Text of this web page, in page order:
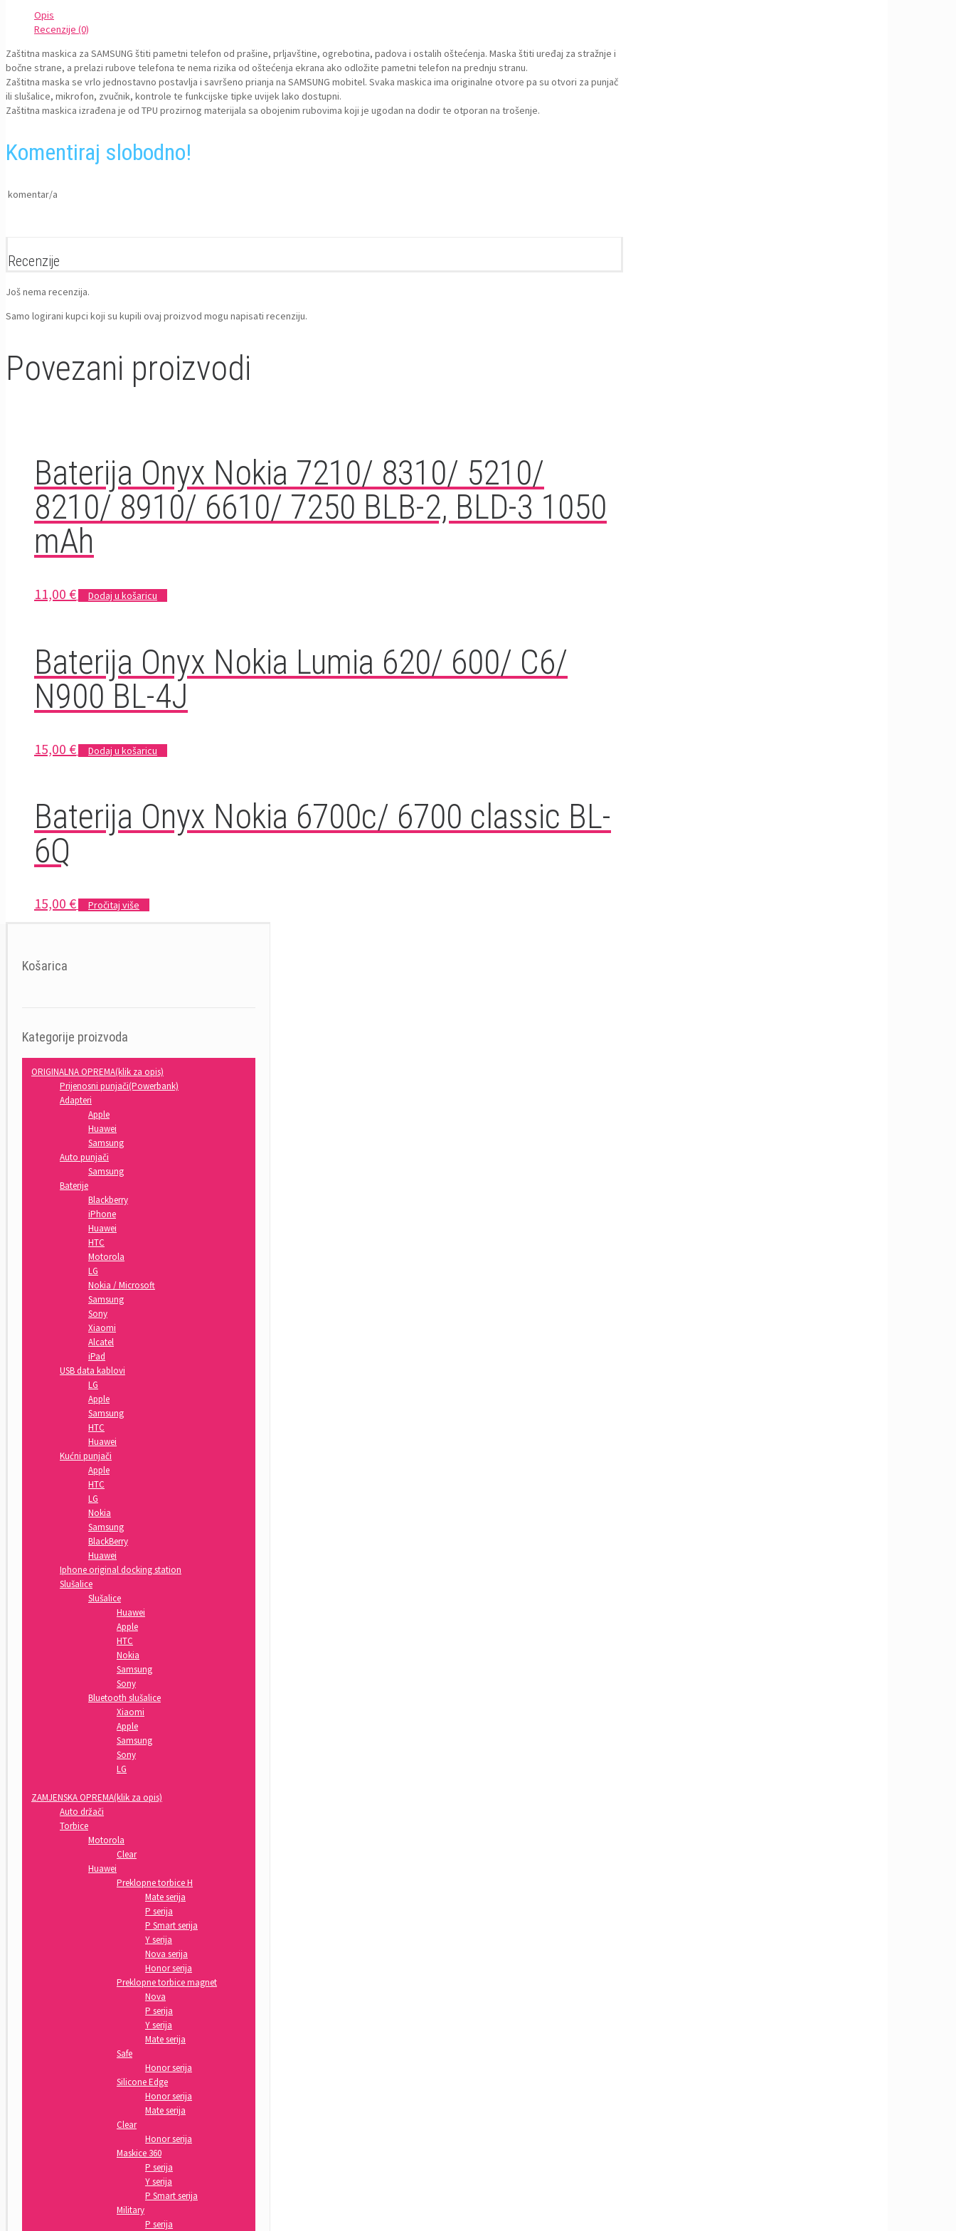
5G,
A136
Crna
količina
Opis
Recenzije (0)
Zaštitna maskica za SAMSUNG štiti pametni telefon od prašine, prljavštine, ogrebotina, padova i ostalih oštećenja. Maska štiti uređaj za stražnje i
bočne strane, a prelazi rubove telefona te nema rizika od oštećenja ekrana ako odložite pametni telefon na prednju stranu.
Zaštitna maska se vrlo jednostavno postavlja i savršeno prianja na SAMSUNG mobitel. Svaka maskica ima originalne otvore pa su otvori za punjač
ili slušalice, mikrofon, zvučnik, kontrole te funkcijske tipke uvijek lako dostupni.
Zaštitna maskica izrađena je od TPU prozirnog materijala sa obojenim rubovima koji je ugodan na dodir te otporan na trošenje.
Komentiraj slobodno!
komentar/a
Recenzije
Još nema recenzija.
Samo logirani kupci koji su kupili ovaj proizvod mogu napisati recenziju.
Povezani proizvodi
Baterija Onyx Nokia 7210/ 8310/ 5210/
8210/ 8910/ 6610/ 7250 BLB-2, BLD-3 1050
mAh
11,00 € Dodaj u košaricu
Baterija Onyx Nokia Lumia 620/ 600/ C6/
N900 BL-4J
15,00 € Dodaj u košaricu
Baterija Onyx Nokia 6700c/ 6700 classic BL-
6Q
15,00 € Pročitaj više
Košarica
Kategorije proizvoda
ORIGINALNA OPREMA(klik za opis)
Prijenosni punjači(Powerbank)
Adapteri
Apple
Huawei
Samsung
Auto punjači
Samsung
Baterije
Blackberry
iPhone
Huawei
HTC
Motorola
LG
Nokia / Microsoft
Samsung
Sony
Xiaomi
Alcatel
iPad
USB data kablovi
LG
Apple
Samsung
HTC
Huawei
Kućni punjači
Apple
HTC
LG
Nokia
Samsung
BlackBerry
Huawei
Iphone original docking station
Slušalice
Slušalice
Huawei
Apple
HTC
Nokia
Samsung
Sony
Bluetooth slušalice
Xiaomi
Apple
Samsung
Sony
LG
ZAMJENSKA OPREMA(klik za opis)
Auto držači
Torbice
Motorola
Clear
Huawei
Preklopne torbice H
Mate serija
P serija
P Smart serija
Y serija
Nova serija
Honor serija
Preklopne torbice magnet
Nova
P serija
Y serija
Mate serija
Safe
Honor serija
Silicone Edge
Honor serija
Mate serija
Clear
Honor serija
Maskice 360
P serija
Y serija
P Smart serija
Military
P serija